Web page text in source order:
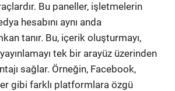
Bu paneller, işletmelerin
hesabını aynı anda
tanır. Bu, içerik oluşturmayı,
tek bir arayüz üzerinden
sağlar. Örneğin, Facebook,
gibi farklı platformlara özgü